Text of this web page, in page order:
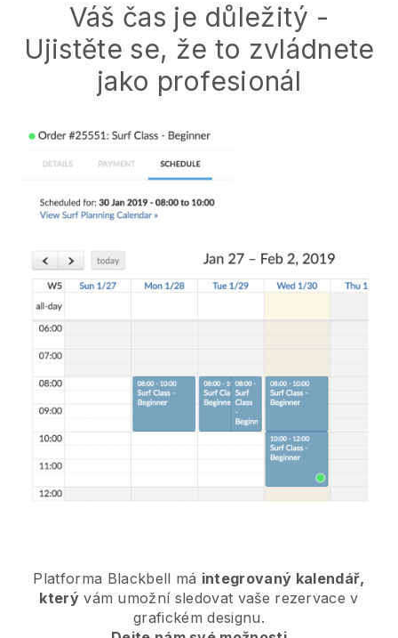
Váš čas je důležitý -
Ujistěte se, že to zvládnete
jako profesionál
Platforma Blackbell má integrovaný kalendář,
kterývám umožní sledovat vaše rezervace v
grafickém designu.